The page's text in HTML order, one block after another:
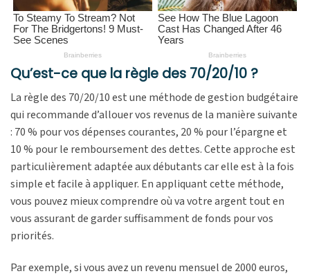
Qu’est-ce que la règle des 70/20/10 ?
La règle des 70/20/10 est une méthode de gestion budgétaire
qui recommande d’allouer vos revenus de la manière suivante
: 70 % pour vos dépenses courantes, 20 % pour l’épargne et
10 % pour le remboursement des dettes. Cette approche est
particulièrement adaptée aux débutants car elle est à la fois
simple et facile à appliquer. En appliquant cette méthode,
vous pouvez mieux comprendre où va votre argent tout en
vous assurant de garder suffisamment de fonds pour vos
priorités.
Par exemple, si vous avez un revenu mensuel de 2000 euros,